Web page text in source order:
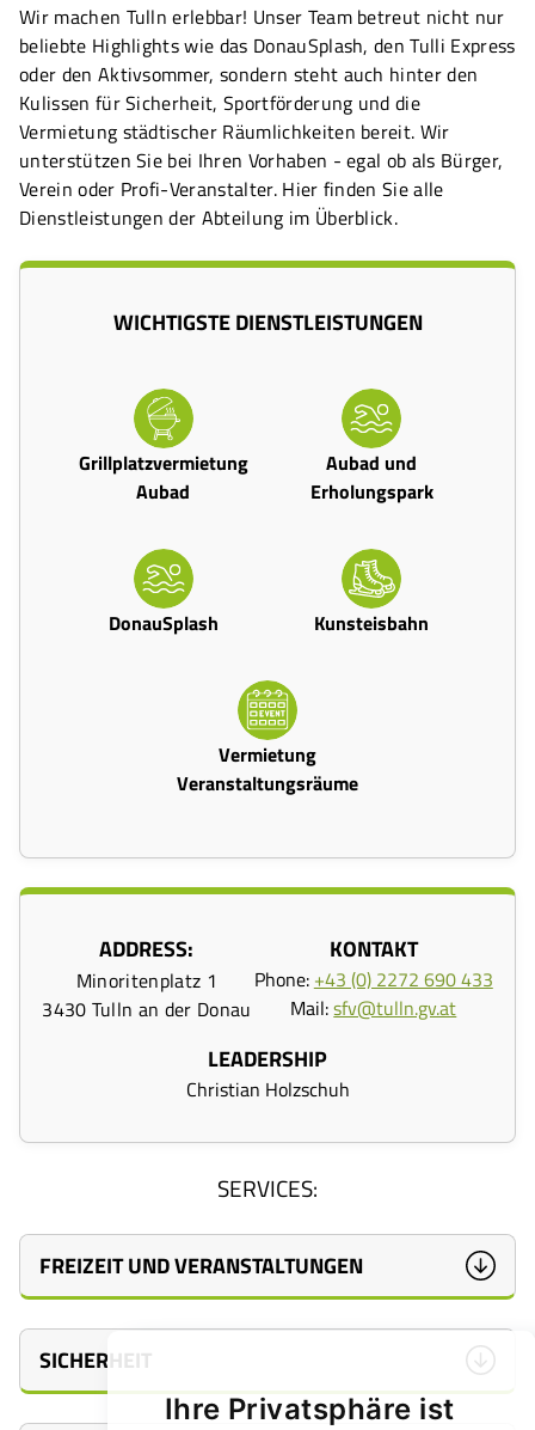
Ihre Privatsphäre ist
Wir machen Tulln erlebbar! Unser Team betreut nicht nur
beliebte Highlights wie das DonauSplash, den Tulli Express
oder den Aktivsommer, sondern steht auch hinter den
Kulissen für Sicherheit, Sportförderung und die
Vermietung städtischer Räumlichkeiten bereit. Wir
unterstützen Sie bei Ihren Vorhaben - egal ob als Bürger,
Verein oder Profi-Veranstalter. Hier finden Sie alle
Dienstleistungen der Abteilung im Überblick.
WICHTIGSTE DIENSTLEISTUNGEN
Grillplatzvermietung
Aubad
Aubad und
Erholungspark
DonauSplash Kunsteisbahn
Vermietung
Veranstaltungsräume
ADDRESS:
Minoritenplatz 1
3430 Tulln an der Donau
KONTAKT
Phone: +43 (0) 2272 690 433
Mail:sfv@tulln.gv.at
LEADERSHIP
Christian Holzschuh
SERVICES:
FREIZEIT UND VERANSTALTUNGEN
Tullner Aktivsommer
(Ferienspiel)
Veranstaltungen und
Märkte
SICHERHEIT